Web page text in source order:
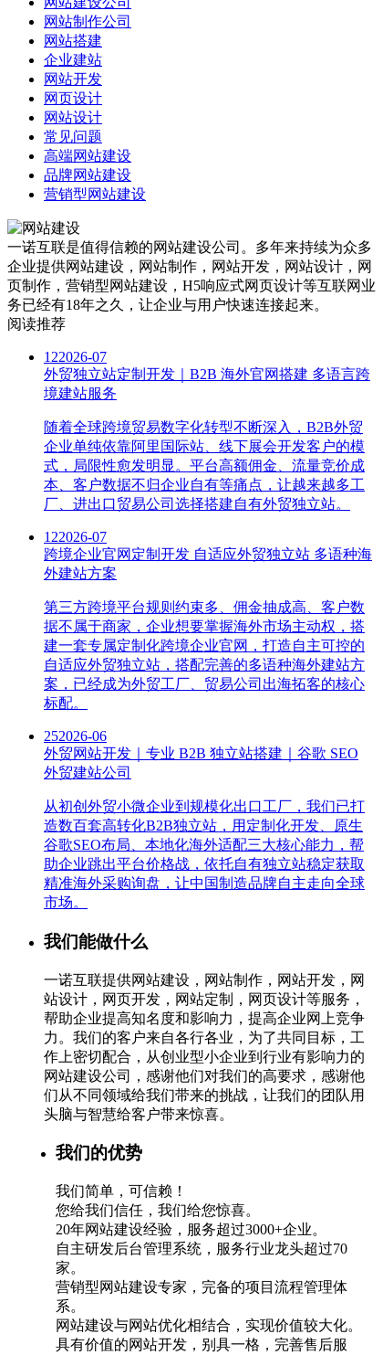
网站制作公司
网站搭建
企业建站
网站开发
网页设计
网站设计
常见问题
高端网站建设
品牌网站建设
营销型网站建设
一诺互联是值得信赖的网站建设公司。多年来持续为众多
企业提供网站建设，网站制作，网站开发，网站设计，网
页制作，营销型网站建设，H5响应式网页设计等互联网业
务已经有18年之久，让企业与用户快速连接起来。
阅读推荐
122026-07
外贸独立站定制开发｜B2B 海外官网搭建 多语言跨
境建站服务
随着全球跨境贸易数字化转型不断深入，B2B外贸
企业单纯依靠阿里国际站、线下展会开发客户的模
式，局限性愈发明显。平台高额佣金、流量竞价成
本、客户数据不归企业自有等痛点，让越来越多工
厂、进出口贸易公司选择搭建自有外贸独立站。
122026-07
跨境企业官网定制开发 自适应外贸独立站 多语种海
外建站方案
第三方跨境平台规则约束多、佣金抽成高、客户数
据不属于商家，企业想要掌握海外市场主动权，搭
建一套专属定制化跨境企业官网，打造自主可控的
自适应外贸独立站，搭配完善的多语种海外建站方
案，已经成为外贸工厂、贸易公司出海拓客的核心
标配。
252026-06
外贸网站开发｜专业 B2B 独立站搭建｜谷歌 SEO
外贸建站公司
从初创外贸小微企业到规模化出口工厂，我们已打
造数百套高转化B2B独立站，用定制化开发、原生
谷歌SEO布局、本地化海外适配三大核心能力，帮
助企业跳出平台价格战，依托自有独立站稳定获取
精准海外采购询盘，让中国制造品牌自主走向全球
市场。
我们能做什么
一诺互联提供网站建设，网站制作，网站开发，网
站设计，网页开发，网站定制，网页设计等服务，
帮助企业提高知名度和影响力，提高企业网上竞争
力。我们的客户来自各行各业，为了共同目标，工
作上密切配合，从创业型小企业到行业有影响力的
网站建设公司，感谢他们对我们的高要求，感谢他
们从不同领域给我们带来的挑战，让我们的团队用
头脑与智慧给客户带来惊喜。
我们的优势
我们简单，可信赖！
您给我们信任，我们给您惊喜。
20年网站建设经验，服务超过3000+企业。
自主研发后台管理系统，服务行业龙头超过70
家。
营销型网站建设专家，完备的项目流程管理体
系。
网站建设与网站优化相结合，实现价值较大化。
具有价值的网站开发，别具一格，完善售后服